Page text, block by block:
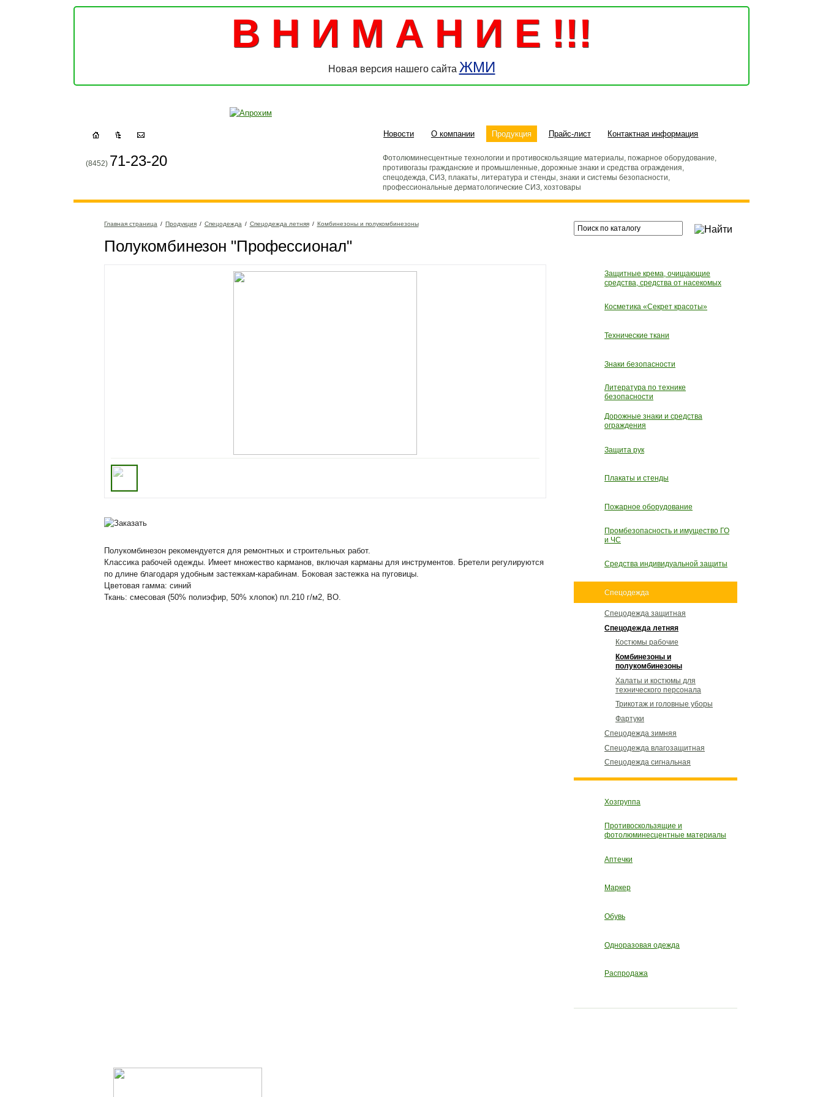
В Н И М А Н И Е !!!
Новая версия нашего сайта ЖМИ
(8452) 71-23-20
Новости О компании Продукция Прайс-лист Контактная информация
Фотолюминесцентные технологии и противоскользящие материалы, пожарное оборудование,
противогазы гражданские и промышленные, дорожные знаки и средства ограждения,
спецодежда, СИЗ, плакаты, литература и стенды, знаки и системы безопасности,
профессиональные дерматологические СИЗ, хозтовары
Главная страница / Продукция / Спецодежда / Спецодежда летняя / Комбинезоны и полукомбинезоны
Полукомбинезон "Профессионал"
Полукомбинезон рекомендуется для ремонтных и строительных работ.
Классика рабочей одежды. Имеет множество карманов, включая карманы для инструментов. Бретели регулируются
по длине благодаря удобным застежкам-карабинам. Боковая застежка на пуговицы.
Цветовая гамма: синий
Ткань: смесовая (50% полиэфир, 50% хлопок) пл.210 г/м2, ВО.
Защитные крема, очищающие
средства, средства от насекомых
Косметика «Секрет красоты»
Технические ткани
Знаки безопасности
Литература по технике
безопасности
Дорожные знаки и средства
ограждения
Защита рук
Плакаты и стенды
Пожарное оборудование
Промбезопасность и имущество ГО
и ЧС
Средства индивидуальной защиты
Спецодежда
Спецодежда защитная
Спецодежда летняя
Костюмы рабочие
Комбинезоны и
полукомбинезоны
Халаты и костюмы для
технического персонала
Трикотаж и головные уборы
Фартуки
Спецодежда зимняя
Спецодежда влагозащитная
Спецодежда сигнальная
Хозгруппа
Противоскользящие и
фотолюминесцентные материалы
Аптечки
Маркер
Обувь
Одноразовая одежда
Распродажа